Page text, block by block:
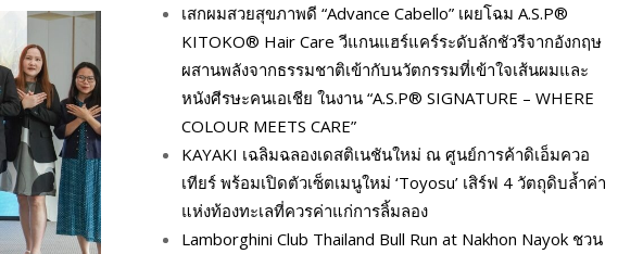
เสกผมสวยสุขภาพดี “Advance Cabello” เผยโฉม A.S.P®
KITOKO® Hair Care วีแกนแฮร์แคร์ระดับลักชัวรีจากอังกฤษ
ผสานพลังจากธรรมชาติเข้ากับนวัตกรรมที่เข้าใจเส้นผมและ
หนังศีรษะคนเอเชีย ในงาน “A.S.P® SIGNATURE – WHERE
COLOUR MEETS CARE”
KAYAKI เฉลิมฉลองเดสติเนชันใหม่ ณ ศูนย์การค้าดิเอ็มควอ
เทียร์ พร้อมเปิดตัวเซ็ตเมนูใหม่ ‘Toyosu’ เสิร์ฟ 4 วัตถุดิบล้ำค่า
แห่งท้องทะเลที่ควรค่าแก่การลิ้มลอง
Lamborghini Club Thailand Bull Run at Nakhon Nayok ชวน